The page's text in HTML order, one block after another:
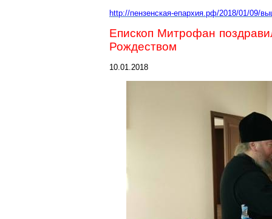
http://пензенская-епархия.рф/2018/01/09/
Епископ Митрофан
Рождеством
10.01.2018